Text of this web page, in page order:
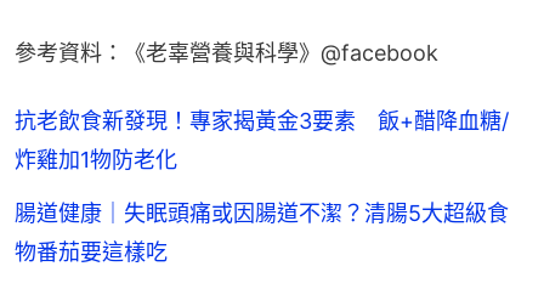
參考資料：《老辜營養與科學》@facebook
抗老飲食新發現！專家揭黃金3要素 飯+醋降血糖/
炸雞加1物防老化
腸道健康｜失眠頭痛或因腸道不潔？清腸5大超級食
物番茄要這樣吃